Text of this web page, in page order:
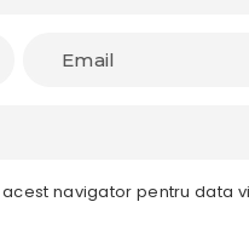
navigator pentru data